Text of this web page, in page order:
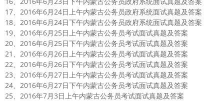
17、2016年6月24日上午内蒙古公务员政府系统面试真题及答案
18、2016年6月24日下午内蒙古公务员政府系统面试真题及答案
19、2016年6月25日上午内蒙古公务员考试面试真题及答案
20、2016年6月25日下午内蒙古公务员考试面试真题及答案
21、2016年6月26日上午内蒙古公务员考试面试真题及答案
22、2016年6月26日下午内蒙古公务员考试面试真题及答案
23、2016年6月27日上午内蒙古公务员考试面试真题及答案
24、2016年6月27日下午内蒙古公务员考试面试真题及答案
25、2016年7月3日上午内蒙古公务员考试面试真题及答案